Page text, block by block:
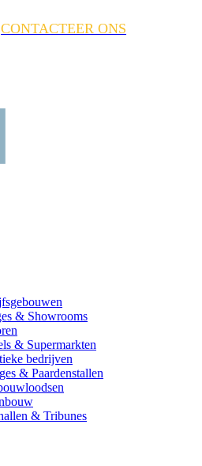
CONTACTEER ONS
& Showrooms
& Supermarkten
bedrijven
& Paardenstallen
& Tribunes